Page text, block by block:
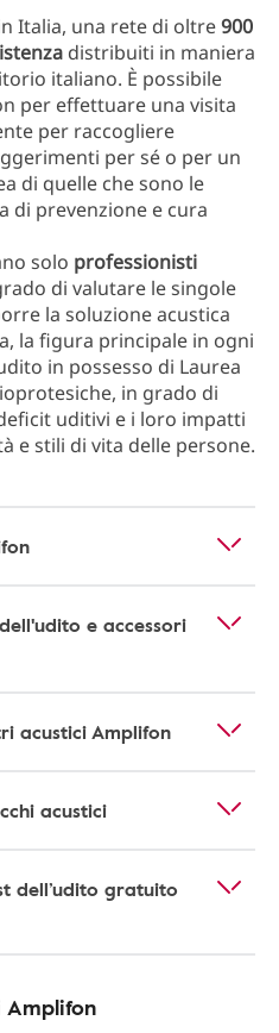
Italia, una rete di oltre900
distribuiti in maniera
italiano. È possibile
per effettuare una visita
per raccogliere
per sé o per un
di quelle che sono le
di prevenzione e cura
solo professionisti
di valutare le singole
la soluzione acustica
la figura principale in ogni
in possesso di Laurea
in grado di
uditivi e i loro impatti
e stili di vita delle persone.
e accessori
acustici Amplifon
acustici
dell’udito gratuito